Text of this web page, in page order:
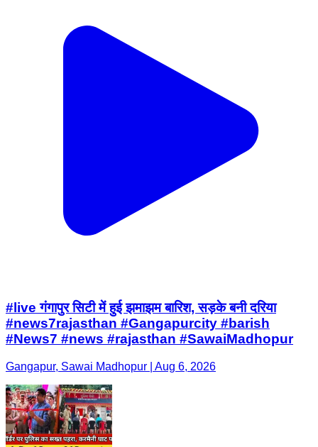
#live गंगापुर सिटी में हुई झमाझम बारिश, सड़के बनी दरिया
#news7rajasthan #Gangapurcity #barish
#News7 #news #rajasthan #SawaiMadhopur
Gangapur, Sawai Madhopur | Aug 6, 2026